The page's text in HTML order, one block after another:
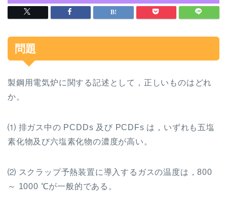
問題
製鋼用電気炉に関する記述として，正しいものはどれ
か。
⑴ 排ガス中の PCDDs 及び PCDFs は，いずれも五塩
素化物及び六塩素化物の濃度が高い。
⑵ スクラップ予熱装置に導入するガスの温度は，800
～ 1000 ℃が一般的である。